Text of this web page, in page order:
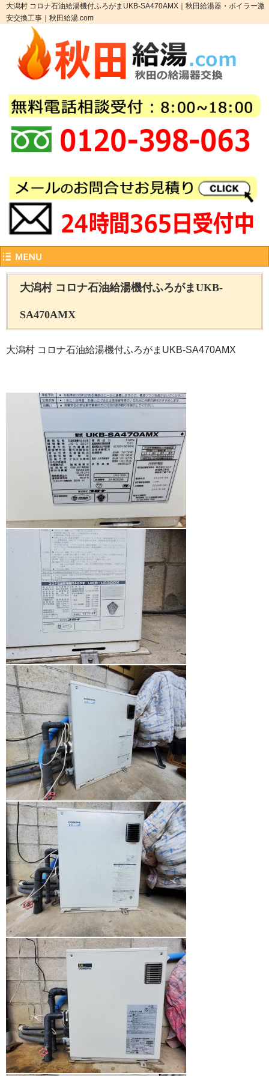
大潟村 コロナ石油給湯機付ふろがまUKB-SA470AMX｜秋田給湯器・ボイラー激
安交換工事｜秋田給湯.com
大潟村 コロナ石油給湯機付ふろがまUKB-
SA470AMX
大潟村 コロナ石油給湯機付ふろがまUKB-SA470AMX